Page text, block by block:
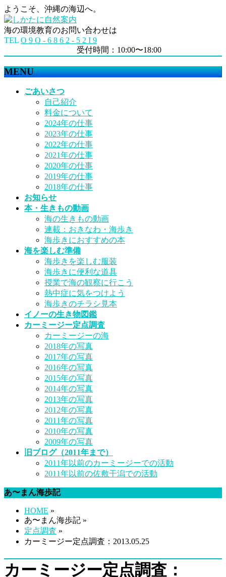
ようこそ、沖縄の海辺へ。
海の環境教育のお問い合わせは
TEL O 9 O - 6 8 6 2 - 5 2 I 9
受付時間：10:00〜18:00
MENU
ごあいさつ
自己紹介
料金について
2024年の仕事
2023年の仕事
2022年の仕事
2021年の仕事
2020年の仕事
2019年の仕事
2018年の仕事
お知らせ
本・生きもの動画
海の生きもの動画
連載：おきなわ・海歩き
海歩きにおすすめの本
海を楽しむ準備
海歩きを楽しむ服装
海歩きに便利な道具
授業で海の観察に行こう
熱中症に気をつけよう
海歩きのチラシ見本
イノーの生き物図鑑
カーミージー定点調査
カーミージーの海
2018年の写真
2017年の写真
2016年の写真
2015年の写真
2014年の写真
2013年の写真
2012年の写真
2011年の写真
2010年の写真
2009年の写真
旧ブログ（2011年まで）
2011年以前のカーミージーでの活動
2011年以前の佐敷干潟での活動
あ〜まん海歩記
HOME »
あ〜まん海歩記 »
定点調査 »
カーミージー定点調査：2013.05.25
カーミージー定点調査：